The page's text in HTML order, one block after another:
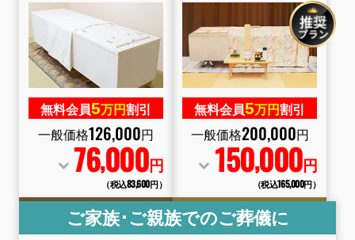
無料会員5万円割引
一般価格126,000円
76,000円
（税込83,600円）
無料会員5万円割引
一般価格200,000円
150,000円
（税込165,000円）
ご家族･ご親族でのご葬儀に